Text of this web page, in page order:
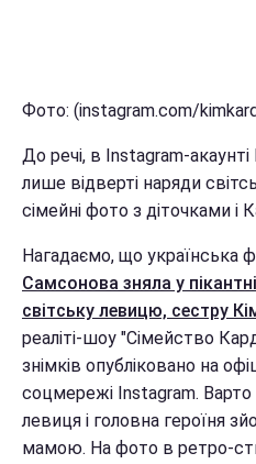
Фото: (instagram.com/
До речі, в Instagram-
лише відверті наряди
сімейні фото з діточками і
Нагадаємо, що українська
Самсонова зняла у
світську левицю, сестру
реаліті-шоу "Сімейство
знімків опубліковано на
соцмережі Instagram. Варто
левиця і головна героїня
мамою. На фото в ретро-